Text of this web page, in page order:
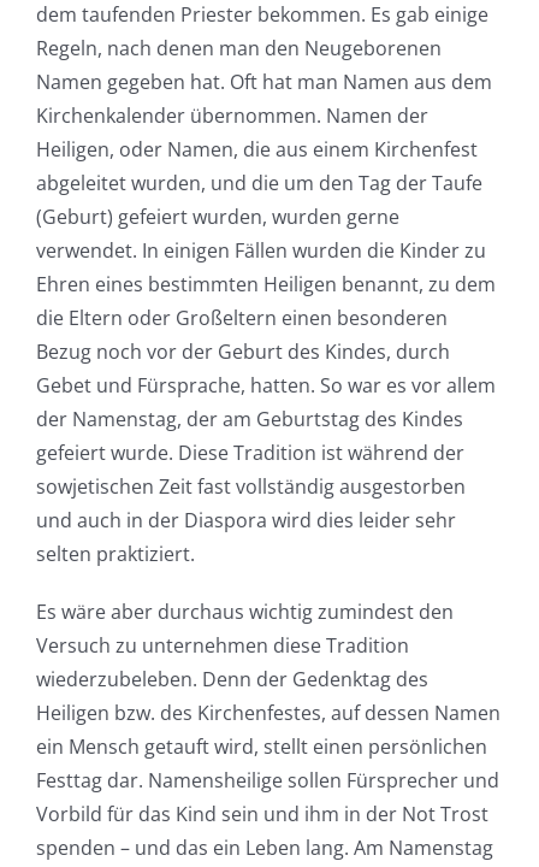
dem taufenden Priester bekommen. Es gab einige
Regeln, nach denen man den Neugeborenen
Namen gegeben hat. Oft hat man Namen aus dem
Kirchenkalender übernommen. Namen der
Heiligen, oder Namen, die aus einem Kirchenfest
abgeleitet wurden, und die um den Tag der Taufe
(Geburt) gefeiert wurden, wurden gerne
verwendet. In einigen Fällen wurden die Kinder zu
Ehren eines bestimmten Heiligen benannt, zu dem
die Eltern oder Großeltern einen besonderen
Bezug noch vor der Geburt des Kindes, durch
Gebet und Fürsprache, hatten. So war es vor allem
der Namenstag, der am Geburtstag des Kindes
gefeiert wurde. Diese Tradition ist während der
sowjetischen Zeit fast vollständig ausgestorben
und auch in der Diaspora wird dies leider sehr
selten praktiziert.
Es wäre aber durchaus wichtig zumindest den
Versuch zu unternehmen diese Tradition
wiederzubeleben. Denn der Gedenktag des
Heiligen bzw. des Kirchenfestes, auf dessen Namen
ein Mensch getauft wird, stellt einen persönlichen
Festtag dar. Namensheilige sollen Fürsprecher und
Vorbild für das Kind sein und ihm in der Not Trost
spenden – und das ein Leben lang. Am Namenstag